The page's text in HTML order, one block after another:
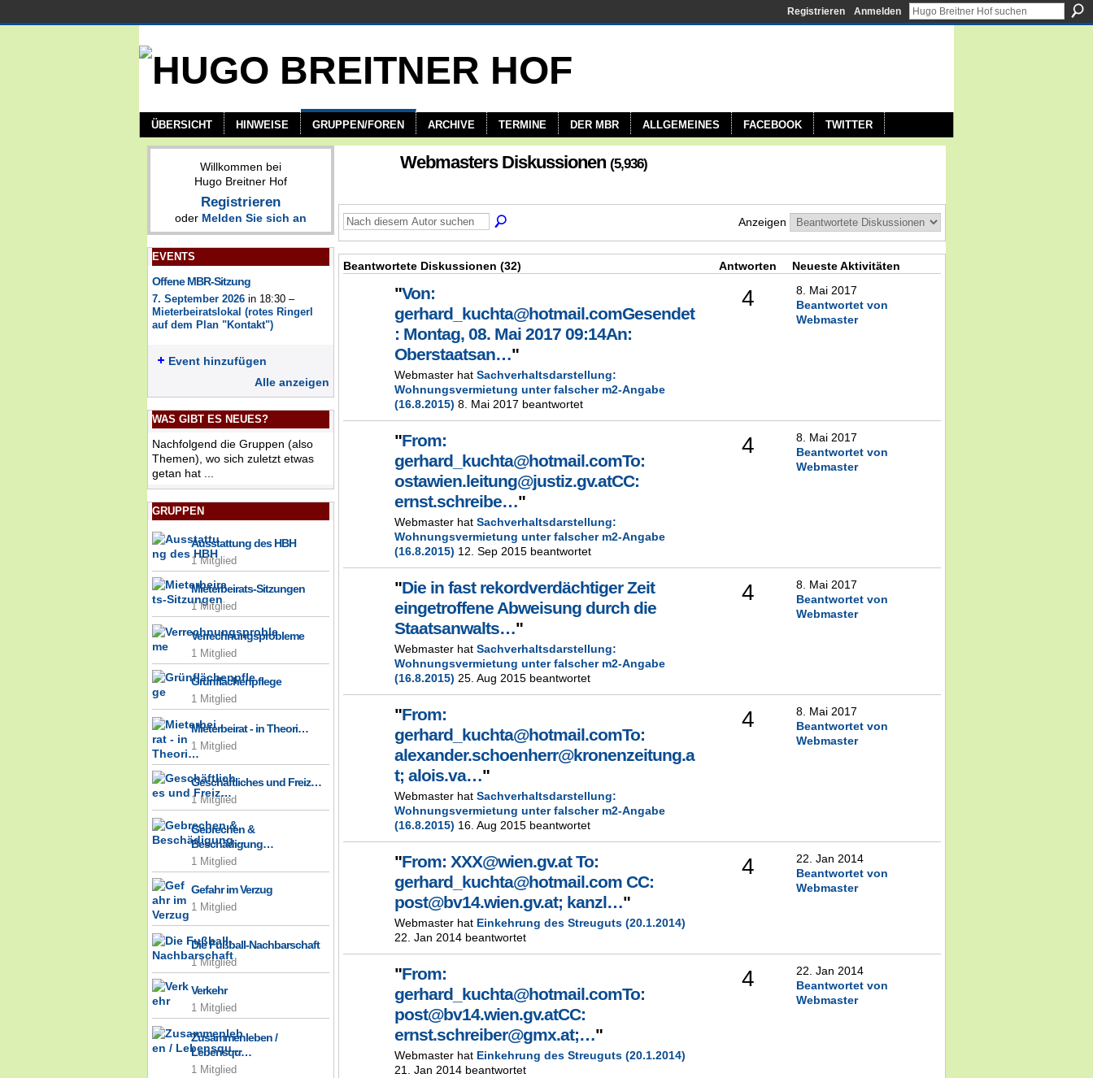
Registrieren Anmelden
ÜBERSICHT HINWEISE GRUPPEN/FOREN ARCHIVE TERMINE DER MBR ALLGEMEINES FACEBOOK TWITTER
Willkommen bei
Hugo Breitner Hof
Registrieren
oder Melden Sie sich an
EVENTS
Offene MBR-Sitzung
7. September 2026 in 18:30 –
Mieterbeiratslokal (rotes Ringerl
auf dem Plan "Kontakt")
Event hinzufügen
Alle anzeigen
WAS GIBT ES NEUES?
Nachfolgend die Gruppen (also
Themen), wo sich zuletzt etwas
getan hat ...
GRUPPEN
Ausstattung des HBH
1 Mitglied
Mieterbeirats-Sitzungen
1 Mitglied
Verrechnungsprobleme
1 Mitglied
Grünflächenpflege
1 Mitglied
Mieterbeirat - in Theori…
1 Mitglied
Geschäftliches und Freiz…
1 Mitglied
Gebrechen &
Beschädigung…
1 Mitglied
Gefahr im Verzug
1 Mitglied
Die Fußball-Nachbarschaft
1 Mitglied
Verkehr
1 Mitglied
Zusammenleben /
Lebensqu…
1 Mitglied
Webmasters Diskussionen (5,936)
Anzeigen
Beantwortete Diskussionen (32) Antworten Neueste Aktivitäten
"Von:
gerhard_kuchta@hotmail.comGesendet
: Montag, 08. Mai 2017 09:14An:
Oberstaatsan…"
Webmaster hat Sachverhaltsdarstellung:
Wohnungsvermietung unter falscher m2-Angabe
(16.8.2015) 8. Mai 2017 beantwortet
4
8. Mai 2017
Beantwortet von
Webmaster
"From:
gerhard_kuchta@hotmail.comTo:
ostawien.leitung@justiz.gv.atCC:
ernst.schreibe…"
Webmaster hat Sachverhaltsdarstellung:
Wohnungsvermietung unter falscher m2-Angabe
(16.8.2015) 12. Sep 2015 beantwortet
4
8. Mai 2017
Beantwortet von
Webmaster
"Die in fast rekordverdächtiger Zeit
eingetroffene Abweisung durch die
Staatsanwalts…"
Webmaster hat Sachverhaltsdarstellung:
Wohnungsvermietung unter falscher m2-Angabe
(16.8.2015) 25. Aug 2015 beantwortet
4
8. Mai 2017
Beantwortet von
Webmaster
"From:
gerhard_kuchta@hotmail.comTo:
alexander.schoenherr@kronenzeitung.a
t; alois.va…"
Webmaster hat Sachverhaltsdarstellung:
Wohnungsvermietung unter falscher m2-Angabe
(16.8.2015) 16. Aug 2015 beantwortet
4
8. Mai 2017
Beantwortet von
Webmaster
"From: XXX@wien.gv.at To:
gerhard_kuchta@hotmail.com CC:
post@bv14.wien.gv.at; kanzl…"
Webmaster hat Einkehrung des Streuguts (20.1.2014)
22. Jan 2014 beantwortet
4
22. Jan 2014
Beantwortet von
Webmaster
"From:
gerhard_kuchta@hotmail.comTo:
post@bv14.wien.gv.atCC:
ernst.schreiber@gmx.at;…"
Webmaster hat Einkehrung des Streuguts (20.1.2014)
21. Jan 2014 beantwortet
4
22. Jan 2014
Beantwortet von
Webmaster